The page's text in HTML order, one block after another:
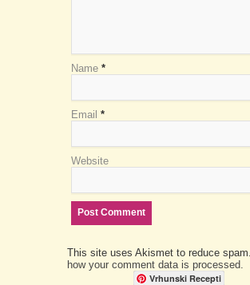
Name *
Email *
Website
This site uses Akismet to reduce spam.
how your comment data is processed.
Vrhunski Recepti